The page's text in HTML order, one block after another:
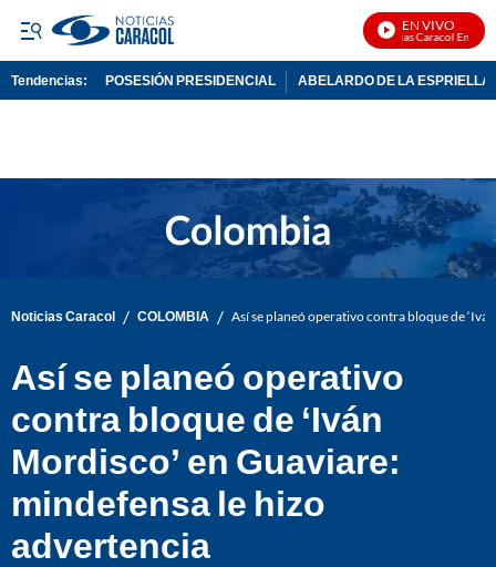
EN VIVO
Noticias Caracol En Vivo
Tendencias: POSESIÓN PRESIDENCIAL ABELARDO DE LA ESPRIELLA
Noticias Caracol / COLOMBIA / Así se planeó operativo contra bloque de
Así se planeó operativo
contra bloque de ‘Iván
Mordisco’ en Guaviare:
mindefensa le hizo
advertencia